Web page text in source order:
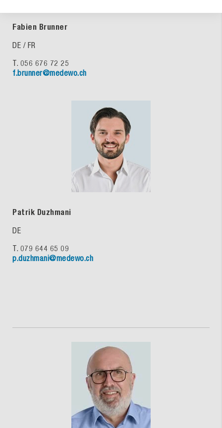
Fabien Brunner
DE / FR
T. 056 676 72 25
f.brunner@medewo.ch
Patrik Duzhmani
DE
T. 079 644 65 09
p.duzhmani@medewo.ch